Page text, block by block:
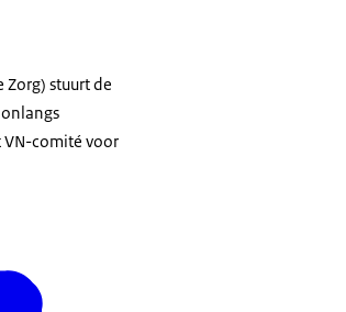
Zorg) stuurt de
comité voor